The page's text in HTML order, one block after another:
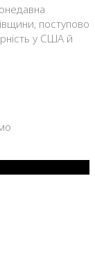
поступово
у США й